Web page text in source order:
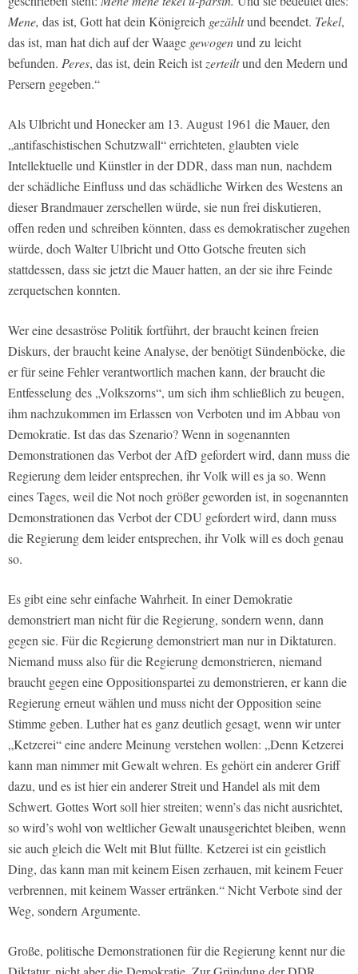
Mene, das ist, Gott hat dein Königreich gezähltund beendet. Tekel,
das ist, man hat dich auf der Waage gewogenund zu leicht
befunden. Peres, das ist, dein Reich istzerteiltund den Medern und
Persern gegeben.“
Als Ulbricht und Honecker am 13. August 1961 die Mauer, den
„antifaschistischen Schutzwall“ errichteten, glaubten viele
Intellektuelle und Künstler in der DDR, dass man nun, nachdem
der schädliche Einfluss und das schädliche Wirken des Westens an
dieser Brandmauer zerschellen würde, sie nun frei diskutieren,
offen reden und schreiben könnten, dass es demokratischer zugehen
würde, doch Walter Ulbricht und Otto Gotsche freuten sich
stattdessen, dass sie jetzt die Mauer hatten, an der sie ihre Feinde
zerquetschen konnten.
Wer eine desaströse Politik fortführt, der braucht keinen freien
Diskurs, der braucht keine Analyse, der benötigt Sündenböcke, die
er für seine Fehler verantwortlich machen kann, der braucht die
Entfesselung des „Volkszorns“, um sich ihm schließlich zu beugen,
ihm nachzukommen im Erlassen von Verboten und im Abbau von
Demokratie. Ist das das Szenario? Wenn in sogenannten
Demonstrationen das Verbot der AfD gefordert wird, dann muss die
Regierung dem leider entsprechen, ihr Volk will es ja so. Wenn
eines Tages, weil die Not noch größer geworden ist, in sogenannten
Demonstrationen das Verbot der CDU gefordert wird, dann muss
die Regierung dem leider entsprechen, ihr Volk will es doch genau
so.
Es gibt eine sehr einfache Wahrheit. In einer Demokratie
demonstriert man nicht für die Regierung, sondern wenn, dann
gegen sie. Für die Regierung demonstriert man nur in Diktaturen.
Niemand muss also für die Regierung demonstrieren, niemand
braucht gegen eine Oppositionspartei zu demonstrieren, er kann die
Regierung erneut wählen und muss nicht der Opposition seine
Stimme geben. Luther hat es ganz deutlich gesagt, wenn wir unter
„Ketzerei“ eine andere Meinung verstehen wollen: „Denn Ketzerei
kann man nimmer mit Gewalt wehren. Es gehört ein anderer Griff
dazu, und es ist hier ein anderer Streit und Handel als mit dem
Schwert. Gottes Wort soll hier streiten; wenn’s das nicht ausrichtet,
so wird’s wohl von weltlicher Gewalt unausgerichtet bleiben, wenn
sie auch gleich die Welt mit Blut füllte. Ketzerei ist ein geistlich
Ding, das kann man mit keinem Eisen zerhauen, mit keinem Feuer
verbrennen, mit keinem Wasser ertränken.“ Nicht Verbote sind der
Weg, sondern Argumente.
Große, politische Demonstrationen für die Regierung kennt nur die